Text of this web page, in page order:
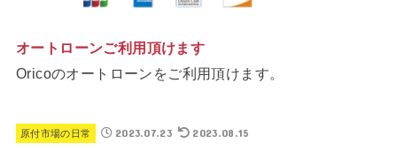
オートローンご利用頂けます
Oricoのオートローンをご利用頂けます。
原付市場の日常 2023.07.23 2023.08.15